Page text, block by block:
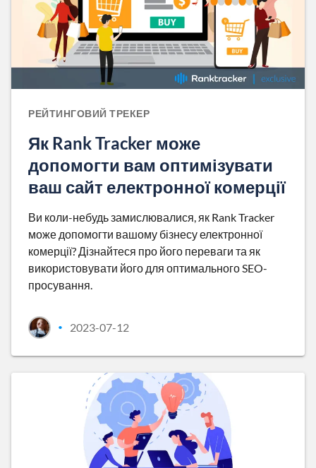
РЕЙТИНГОВИЙ ТРЕКЕР
Як Rank Tracker може
допомогти вам оптимізувати
ваш сайт електронної комерції
Ви коли-небудь замислювалися, як Rank Tracker
може допомогти вашому бізнесу електронної
комерції? Дізнайтеся про його переваги та як
використовувати його для оптимального SEO-
просування.
• 2023-07-12